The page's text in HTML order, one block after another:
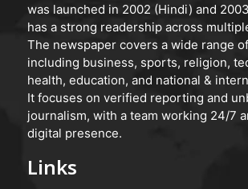
was launched in 2002 (Hindi) and
has a strong readership across
The newspaper covers a wide range
including business, sports, religion,
health, education, and national &
It focuses on verified reporting and
journalism, with a team working 24/7
digital presence.
Links